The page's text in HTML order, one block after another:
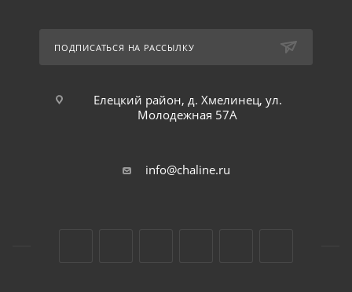
ПОДПИСАТЬСЯ НА РАССЫЛКУ
Елецкий район, д. Хмелинец, ул.
Молодежная 57А
info@chaline.ru